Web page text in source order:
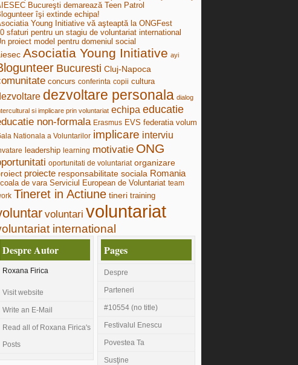
Bucureşti demarează Teen Patrol
îşi extinde echipa!
Young Initiative vă aşteaptă la ONGFest
sfaturi pentru un stagiu de voluntariat international
proiect model pentru domeniul social
Asociatia Young Initiative ayi
Bucuresti Cluj-Napoca
concurs conferinta copii cultura
dezvoltare personala dialog
si implicare prin voluntariat echipa educatie
non-formala Erasmus EVS federatia volum
Nationala a Voluntarilor implicare interviu
leadership learning motivatie ONG
oportunitati de voluntariat organizare
proiecte responsabilitate sociala Romania
de vara Serviciul European de Voluntariat team
Tineret in Actiune tineri training
voluntari voluntariat
international
Despre Autor
Roxana Firica
Visit website
Write an E-Mail
Read all of Roxana Firica's
Posts
Pages
Despre
Parteneri
#10554 (no title)
Festivalul Enescu
Povestea Ta
Susţine